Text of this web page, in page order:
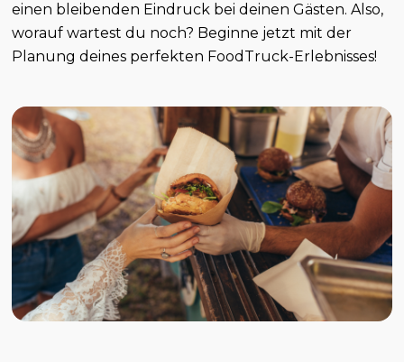
einen bleibenden Eindruck bei deinen Gästen. Also,
worauf wartest du noch? Beginne jetzt mit der
Planung deines perfekten FoodTruck-Erlebnisses!